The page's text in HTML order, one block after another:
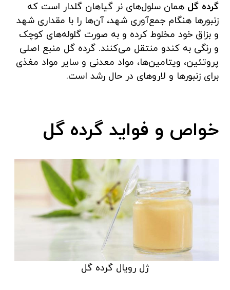
گرده گل همان سلول‌های نر گیاهان گلدار است که
زنبورها هنگام جمع‌آوری شهد، آن‌ها را با مقداری شهد
و بزاق خود مخلوط کرده و به صورت گلوله‌های کوچک
و رنگی به کندو منتقل می‌کنند. گرده گل منبع اصلی
پروتئین، ویتامین‌ها، مواد معدنی و سایر مواد مغذی
برای زنبورها و لاروهای در حال رشد است.
خواص و فواید گرده گل
ژل رویال گرده گل